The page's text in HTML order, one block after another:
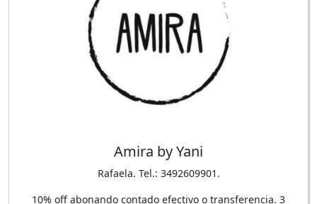
Amira by Yani
Rafaela. Tel.: 3492609901.
10% off abonando contado efectivo o transferencia. 3